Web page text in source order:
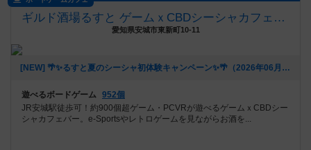
ギルド酒場るすと ゲームｘCBDシーシャカフェバー
愛知県安城市東新町10-11
[NEW] 🌴✨るすと夏のシーシャ初体験キャンペーン✨🌴（2026年06月03日 02時03分）
遊べるボードゲーム 952個
JR安城駅徒歩可！約900個超ゲーム・PCVRが遊べるゲームｘCBDシー
シャカフェバー。e-Sportsやレトロゲームを見ながらお酒を...